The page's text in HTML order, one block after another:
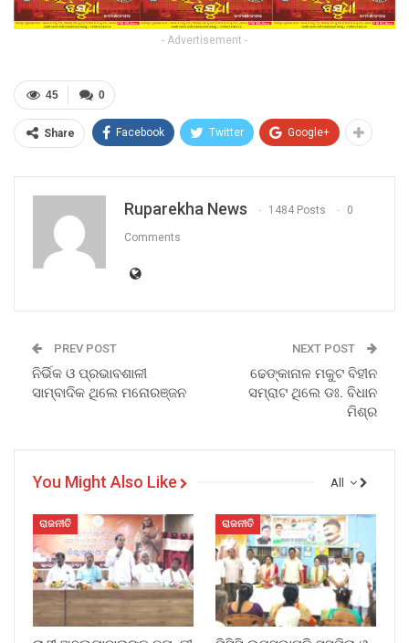
- Advertisement -
0
45
Share Facebook Twitter Google+
Ruparekha News 1484 Posts 0
Comments
PREV POST
ନିର୍ଭିକ ଓ ପ୍ରଭାବଶାଳୀ
ସାମ୍ବାଦିକ ଥିଲେ ମନୋରଞ୍ଜନ
NEXT POST
ଢେଙ୍କାନାଳ ମକୁଟ ବିହୀନ
ସମ୍ରାଟ ଥିଲେ ଡଃ. ବିଧାନ
ମିଶ୍ର
All
You Might Also Like
ରାଜନୀତି ରାଜନୀତି